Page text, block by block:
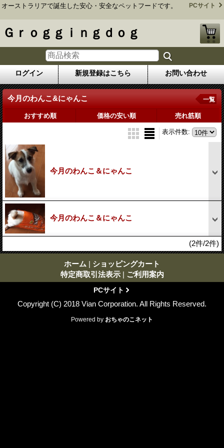
オーストラリアで誕生した安心・安全なペットフードです。 PCサイト
Ｇｒｏｇｇｉｎｇｄｏｇ
ログイン 新規登録はこちら お問い合わせ
今月のわんこ&にゃんこ 一覧
おすすめ順 価格の安い順 売れ筋順
表示件数:
今月のわんこ＆にゃんこ
今月のわんこ＆にゃんこ
(2件/2件)
ホーム | ショッピングカート
特定商取引法表示 | ご利用案内
PCサイト
Copyright (C) 2018 Vian Corporation. All Rights Reserved.
Powered by おちゃのこネット